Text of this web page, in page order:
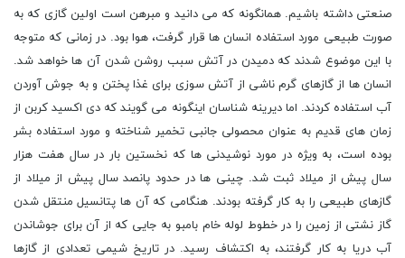
صنعتی داشته باشیم. همانگونه که می دانید و مبرهن است اولین گازی که به
صورت طبیعی مورد استفاده انسان ها قرار گرفت، هوا بود. در زمانی که متوجه
با این موضوع شدند که دمیدن در آتش سبب روشن شدن آن ها خواهد شد.
انسان ها از گازهای گرم ناشی از آتش سوزی برای غذا پختن و به جوش آوردن
آب استفاده کردند. اما دیرینه شناسان اینگونه می گویند که دی اکسید کربن از
زمان های قدیم به عنوان محصولی جانبی تخمیر شناخته و مورد استفاده بشر
بوده است، به ویژه در مورد نوشیدنی ها که نخستین بار در سال هفت هزار
سال پیش از میلاد ثبت شد. چینی ها در حدود پانصد سال پیش از میلاد از
گازهای طبیعی را به کار گرفته بودند. هنگامی که آن ها پتانسیل منتقل شدن
گاز نشتی از زمین را در خطوط لوله خام بامبو به جایی که از آن برای جوشاندن
آب دریا به کار گرفتند، به اکتشاف رسید. در تاریخ شیمی تعدادی از گازها